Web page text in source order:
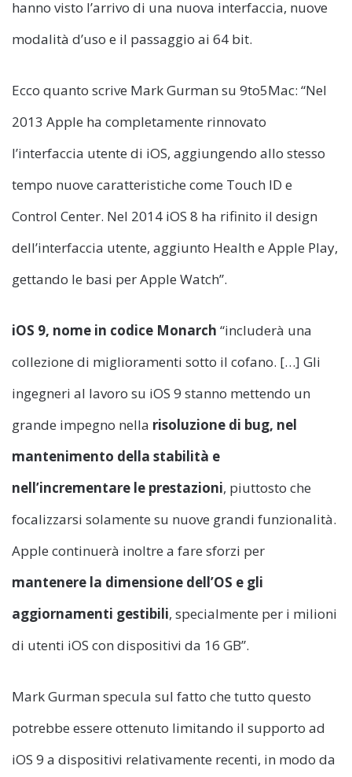
hanno visto l’arrivo di una nuova interfaccia, nuove
modalità d’uso e il passaggio ai 64 bit.
Ecco quanto scrive Mark Gurman su 9to5Mac: “Nel
2013 Apple ha completamente rinnovato
l’interfaccia utente di iOS, aggiungendo allo stesso
tempo nuove caratteristiche come Touch ID e
Control Center. Nel 2014 iOS 8 ha rifinito il design
dell’interfaccia utente, aggiunto Health e Apple Play,
gettando le basi per Apple Watch”.
iOS 9, nome in codice Monarch “includerà una
collezione di miglioramenti sotto il cofano. […] Gli
ingegneri al lavoro su iOS 9 stanno mettendo un
grande impegno nella risoluzione di bug, nel
mantenimento della stabilità e
nell’incrementare le prestazioni, piuttosto che
focalizzarsi solamente su nuove grandi funzionalità.
Apple continuerà inoltre a fare sforzi per
mantenere la dimensione dell’OS e gli
aggiornamenti gestibili, specialmente per i milioni
di utenti iOS con dispositivi da 16 GB”.
Mark Gurman specula sul fatto che tutto questo
potrebbe essere ottenuto limitando il supporto ad
iOS 9 a dispositivi relativamente recenti, in modo da